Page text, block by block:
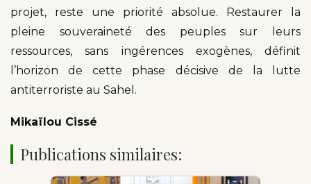
projet, reste une priorité absolue. Restaurer la
pleine souveraineté des peuples sur leurs
ressources, sans ingérences exogènes, définit
l’horizon de cette phase décisive de la lutte
antiterroriste au Sahel.
Mikaïlou Cissé
Publications similaires: